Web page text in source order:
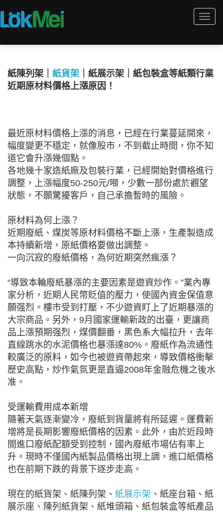
紙陳列架｜ 紙貨架 ｜紙展示架｜紙包裝盒等紙類行業
近期原材料價格上漲原因！
最近原材料價格上漲的消息，已經在行業蔓延開來，
幅度變更不穩定，就像股市，不到截止時間，你不知
道它會升漲幾個點。
各地幾十家造紙廠及包裝行業，已經開始對價格進行
調整，上漲幅度50-250元/噸，少數一部份處於觀望
狀態，不願驚擾客戶，自己承擔暫時的風險。
原材料為何上漲？
近期廢紙、煤炭等原材料價格不斷上漲，生產製造成
本持續新增，原紙價格要做出調整。
一向沉寂的廢紙價格，為何近期突然瘋漲？
“導致本輪廢紙暴漲的主要因素是遊資炒作。”業內專
家分析，近期人民幣貶值的壓力，使國內資金保值意
願强烈。樓市受到打壓，不少遊資盯上了近期暴漲的
大宗商品。另外，9月國家運輸新政的出臺，更讓商
品上漲預期强烈，煤價翻番，黑色系大幅拉升，去年
直線跳水的水泥價格也暴漲達80%。廢紙作為流通性
較廣泛的原料，如今也被遊資帶起來，導致價格衝擊
歷史高點，炒作氣氛更是直逼2008年金融危機之後水
准。
受運輸費用成本新增
隨著天氣逐漸變冷，廢紙到貨量將有所延遲。運費新
增將是長期影響廢紙價格的因素。此外，由於近段時
間進口廢紙配額受到控制，國內廢紙市場佔有率上
升。現時不僅國內紙製品價格出現上調，進口紙價格
也在前期下跌的背景下逐步走高。
現在的紙貨架、紙陳列架、 紙展示架 、紙座台箱、紙
展示座、陳列紙貨架、紙堆頭箱、紙包裝盒等紙產品